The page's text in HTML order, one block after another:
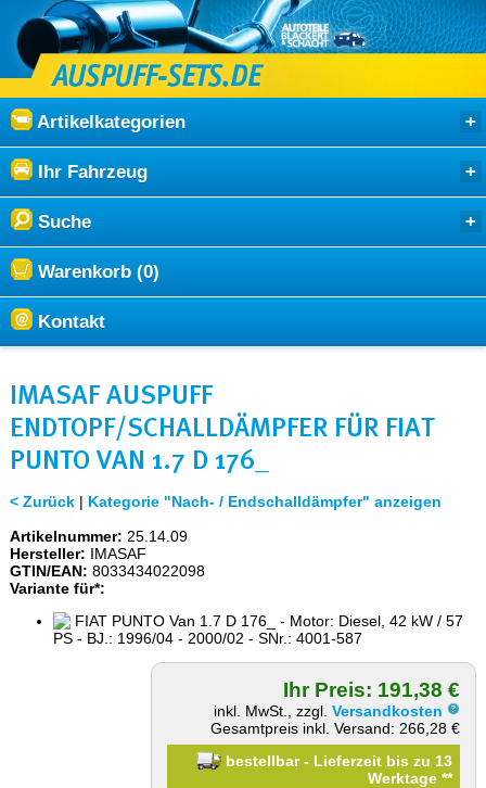
Artikelkategorien
Ihr Fahrzeug
Suche
Warenkorb (0)
Kontakt
IMASAF AUSPUFF
ENDTOPF/SCHALLDÄMPFER FÜR FIAT
PUNTO VAN 1.7 D 176_
< Zurück| Kategorie "Nach- / Endschalldämpfer" anzeigen
Artikelnummer: 25.14.09
Hersteller: IMASAF
GTIN/EAN: 8033434022098
Variante für*:
FIAT PUNTO Van 1.7 D 176_ - Motor: Diesel, 42 kW / 57
PS - BJ.: 1996/04 - 2000/02 - SNr.: 4001-587
Ihr Preis: 191,38 €
inkl. MwSt., zzgl.Versandkosten
Gesamtpreis inkl. Versand: 266,28 €
bestellbar - Lieferzeit bis zu 13
Werktage**